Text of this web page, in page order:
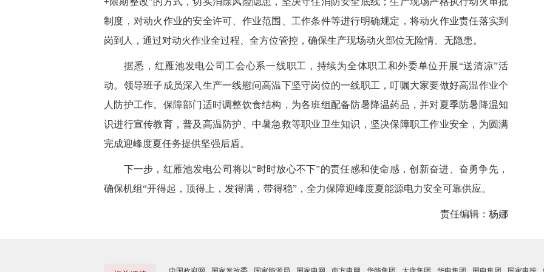
制度，对动火作业的安全许可、作业范围、工作条件等进行明确规定，将动火作业责任落实到
岗到人，通过对动火作业全过程、全方位管控，确保生产现场动火部位无险情、无隐患。
据悉，红雁池发电公司工会心系一线职工，持续为全体职工和外委单位开展“送清凉”活
动。领导班子成员深入生产一线慰问高温下坚守岗位的一线职工，叮嘱大家要做好高温作业个
人防护工作。保障部门适时调整饮食结构，为各班组配备防暑降温药品，并对夏季防暑降温知
识进行宣传教育，普及高温防护、中暑急救等职业卫生知识，坚决保障职工作业安全，为圆满
完成迎峰度夏任务提供坚强后盾。
下一步，红雁池发电公司将以“时时放心不下”的责任感和使命感，创新奋进、奋勇争先，
确保机组“开得起，顶得上，发得满，带得稳”，全力保障迎峰度夏能源电力安全可靠供应。
责任编辑：杨娜